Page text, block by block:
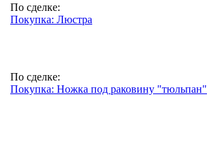
По сделке:
Покупка: Люстра
По сделке:
Покупка: Ножка под раковину "тюльпан"